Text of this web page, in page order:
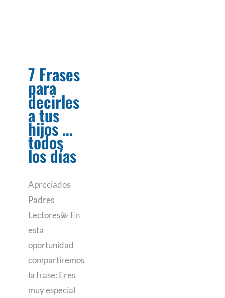
7 Frases
para
decirles
a tus
hijos …
todos
los días
Apreciados
Padres
Lectores💫 En
esta
oportunidad
compartiremos
la frase: Eres
muy especial